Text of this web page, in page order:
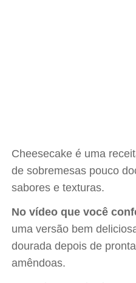
Cheesecake é uma
de sobremesas pouco
sabores e texturas.
No vídeo que você
uma versão bem
dourada depois de
amêndoas.